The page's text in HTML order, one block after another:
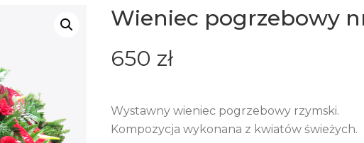
Wieniec pogrzebowy
650 zł
Wystawny wieniec pogrzebowy rzymski.
Kompozycja wykonana z kwiatów świeżych.